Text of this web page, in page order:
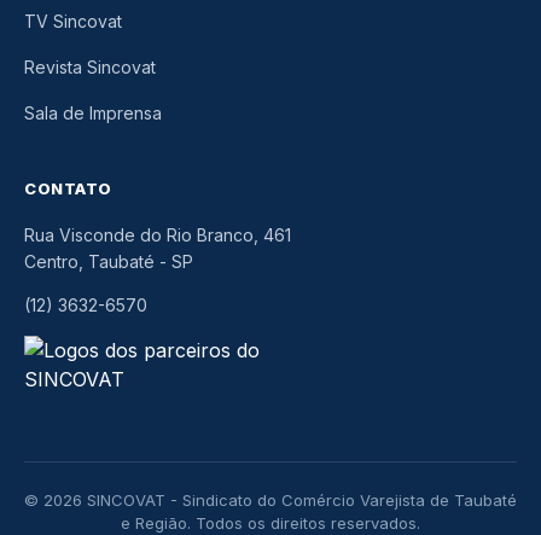
TV Sincovat
Revista Sincovat
Sala de Imprensa
CONTATO
Rua Visconde do Rio Branco, 461
Centro, Taubaté - SP
(12) 3632-6570
© 2026 SINCOVAT - Sindicato do Comércio Varejista de Taubaté
e Região. Todos os direitos reservados.